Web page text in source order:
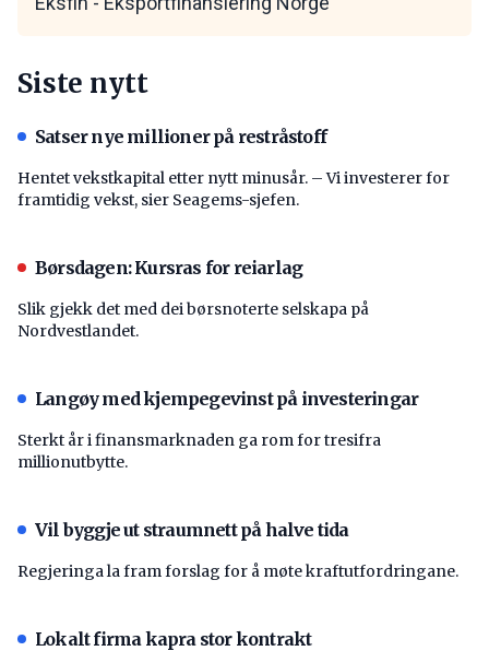
Siste nytt
Satser nye millioner på restråstoff
Hentet vekstkapital etter nytt minusår. – Vi investerer for
framtidig vekst, sier Seagems-sjefen.
Børsdagen: Kursras for reiarlag
Slik gjekk det med dei børsnoterte selskapa på
Nordvestlandet.
Langøy med kjempegevinst på investeringar
Sterkt år i finansmarknaden ga rom for tresifra
millionutbytte.
Vil byggje ut straumnett på halve tida
Regjeringa la fram forslag for å møte kraftutfordringane.
Lokalt firma kapra stor kontrakt